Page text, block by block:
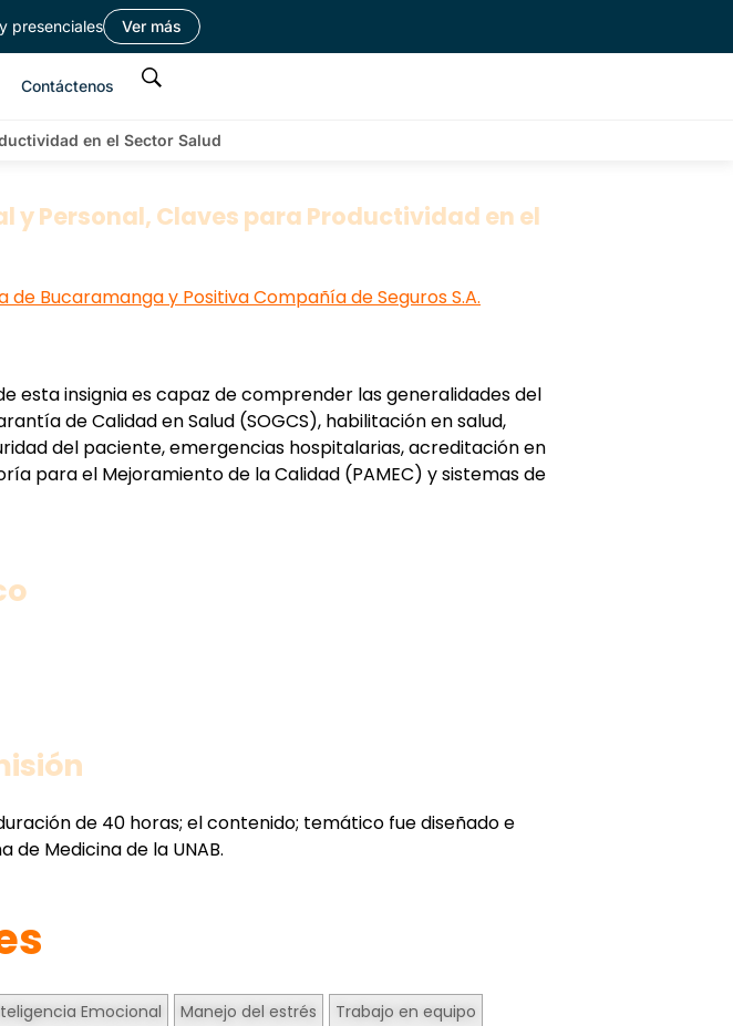
presenciales Ver más
Contáctenos
en el Sector Salud
y Personal, Claves para Productividad en el
de Bucaramanga y Positiva Compañía de Seguros S.A.
esta insignia es capaz de comprender las generalidades del
de Calidad en Salud (SOGCS), habilitación en salud,
del paciente, emergencias hospitalarias, acreditación en
para el Mejoramiento de la Calidad (PAMEC) y sistemas de
de 40 horas; el contenido; temático fue diseñado e
Medicina de la UNAB.
Emocional Manejo del estrés Trabajo en equipo